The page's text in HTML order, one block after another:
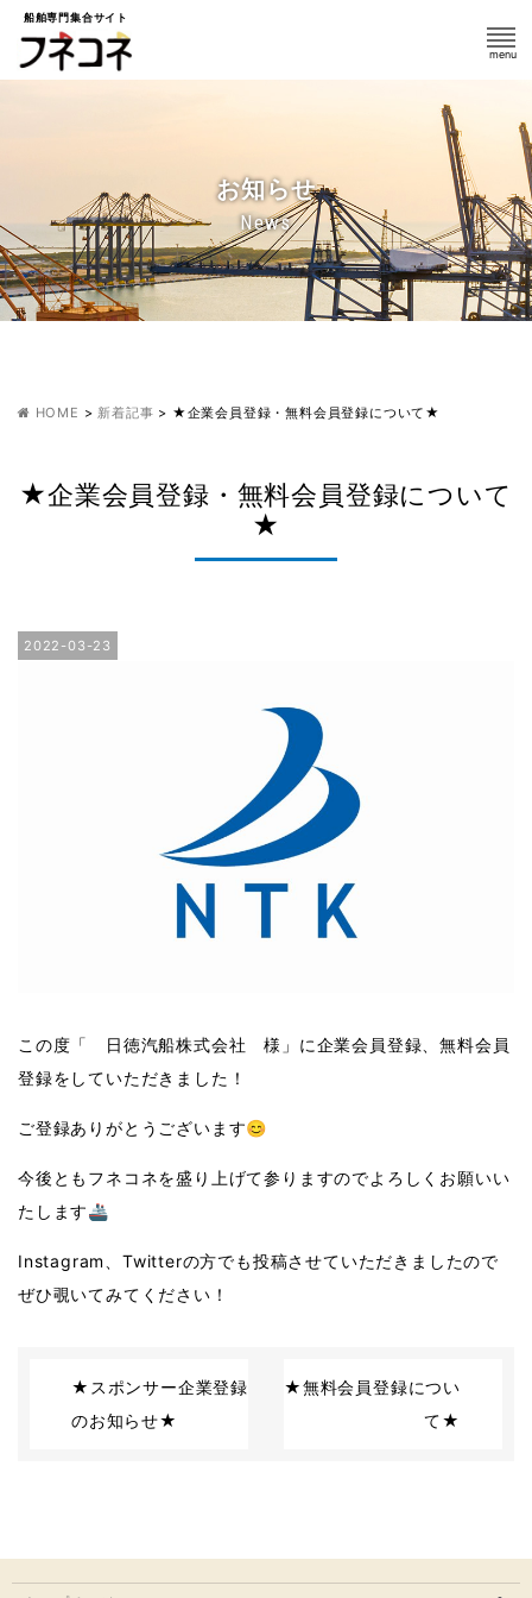
船舶専門集合サイト
お知らせ
News
HOME >新着記事 > ★企業会員登録・無料会員登録について★
★企業会員登録・無料会員登録について
★
2022-03-23
この度「 日徳汽船株式会社 様」に企業会員登録、無料会員
登録をしていただきました！
ご登録ありがとうございます😊
今後ともフネコネを盛り上げて参りますのでよろしくお願いい
たします🚢
Instagram、Twitterの方でも投稿させていただきましたので
ぜひ覗いてみてください！
★スポンサー企業登録
のお知らせ★
★無料会員登録につい
て★